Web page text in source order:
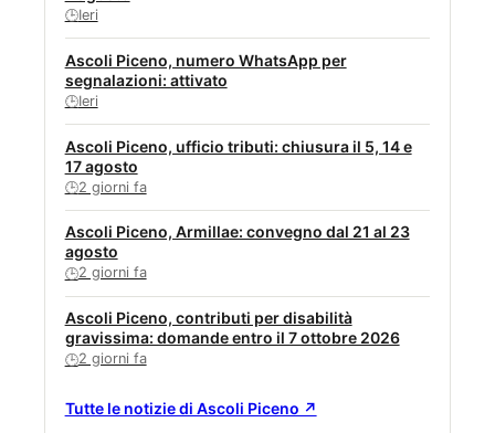
🕒Ieri
Ascoli Piceno, numero WhatsApp per
segnalazioni: attivato
🕒Ieri
Ascoli Piceno, ufficio tributi: chiusura il 5, 14 e
17 agosto
🕒2 giorni fa
Ascoli Piceno, Armillae: convegno dal 21 al 23
agosto
🕒2 giorni fa
Ascoli Piceno, contributi per disabilità
gravissima: domande entro il 7 ottobre 2026
🕒2 giorni fa
Tutte le notizie di Ascoli Piceno ↗